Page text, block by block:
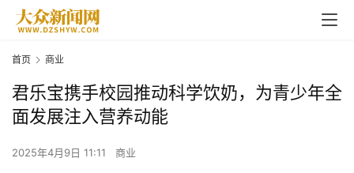
首页 商业
君乐宝携手校园推动科学饮奶，为青少年全
面发展注入营养动能
2025年4月9日 11:11 商业